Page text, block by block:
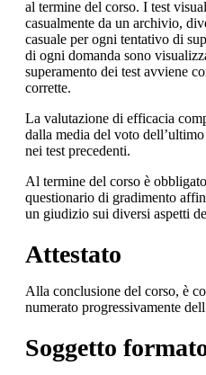
al termine del corso. I test
casualmente da un archivio,
casuale per ogni tentativo di
di ogni domanda sono
superamento dei test avviene
corrette.
La valutazione di efficacia
dalla media del voto
nei test precedenti.
Al termine del corso è
questionario di gradimento
un giudizio sui diversi aspetti
Attestato
Alla conclusione del corso, è
numerato progressivamente
Soggetto